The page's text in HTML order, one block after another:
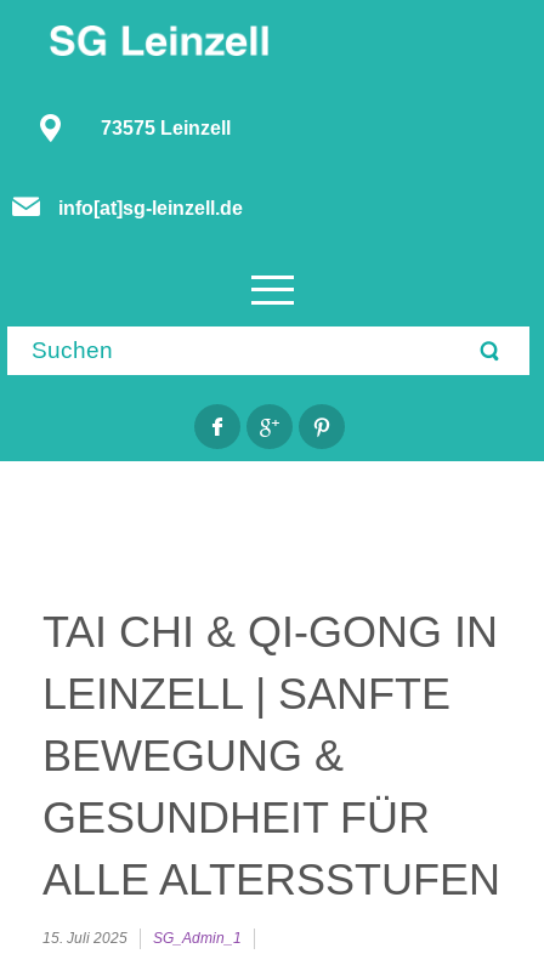
73575 Leinzell
info[at]sg-leinzell.de
TAI CHI & QI-GONG IN
LEINZELL | SANFTE
BEWEGUNG &
GESUNDHEIT FÜR
ALLE ALTERSSTUFEN
15. Juli 2025 SG_Admin_1